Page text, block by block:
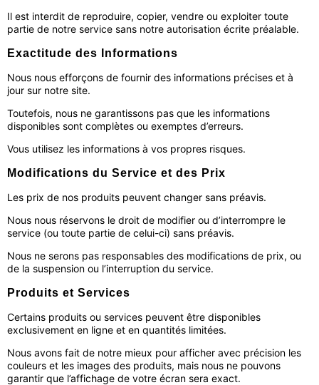
Il est interdit de reproduire, copier, vendre ou exploiter toute
partie de notre service sans notre autorisation écrite préalable.
Exactitude des Informations
Nous nous efforçons de fournir des informations précises et à
jour sur notre site.
Toutefois, nous ne garantissons pas que les informations
disponibles sont complètes ou exemptes d’erreurs.
Vous utilisez les informations à vos propres risques.
Modifications du Service et des Prix
Les prix de nos produits peuvent changer sans préavis.
Nous nous réservons le droit de modifier ou d’interrompre le
service (ou toute partie de celui-ci) sans préavis.
Nous ne serons pas responsables des modifications de prix, ou
de la suspension ou l’interruption du service.
Produits et Services
Certains produits ou services peuvent être disponibles
exclusivement en ligne et en quantités limitées.
Nous avons fait de notre mieux pour afficher avec précision les
couleurs et les images des produits, mais nous ne pouvons
garantir que l’affichage de votre écran sera exact.